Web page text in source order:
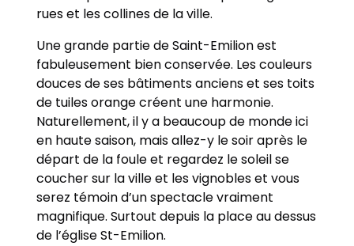
rues et les collines de la ville.
Une grande partie de Saint-Emilion est
fabuleusement bien conservée. Les couleurs
douces de ses bâtiments anciens et ses toits
de tuiles orange créent une harmonie.
Naturellement, il y a beaucoup de monde ici
en haute saison, mais allez-y le soir après le
départ de la foule et regardez le soleil se
coucher sur la ville et les vignobles et vous
serez témoin d’un spectacle vraiment
magnifique. Surtout depuis la place au dessus
de l’église St-Emilion.